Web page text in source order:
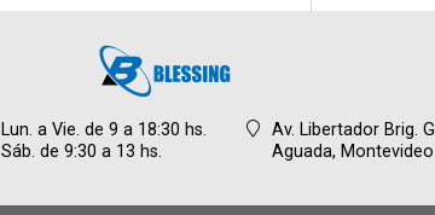
Lun. a Vie. de 9 a 18:30 hs.
Sáb. de 9:30 a 13 hs.
Av. Libertador Brig.
Aguada,